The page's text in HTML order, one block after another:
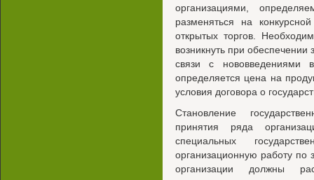
организациями,
разменяться на
открытых торгов.
возникнуть при
связи с
определяется цена на
условия договора о
Становление
принятия ряда
специальных
организационную работу по
организации должны